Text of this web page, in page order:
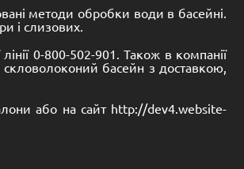
методи обробки води в басейні.
і слизових.
0-800-502-901. Також в компанії
басейн з доставкою,
або на сайт http://dev4.website-